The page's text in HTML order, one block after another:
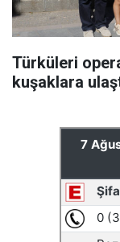
Türküleri
kuşaklara